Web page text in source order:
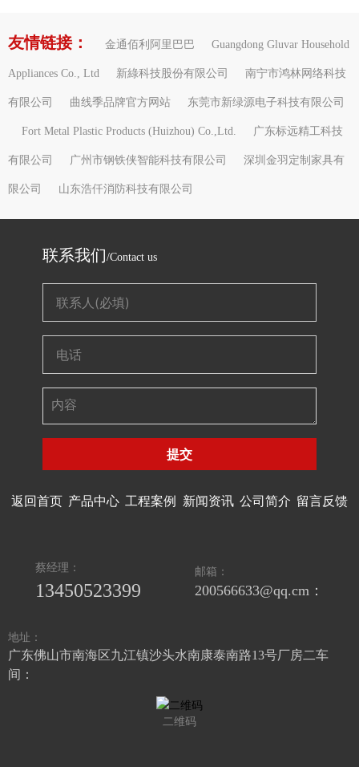
友情链接： 金通佰利阿里巴巴 Guangdong Gluvar Household
Appliances Co., Ltd 新綠科技股份有限公司 南宁市鸿林网络科技
有限公司 曲线季品牌官方网站 东莞市新绿源电子科技有限公司
Fort Metal Plastic Products (Huizhou) Co.,Ltd. 广东标远精工科技
有限公司 广州市钢铁侠智能科技有限公司 深圳金羽定制家具有
限公司 山东浩仟消防科技有限公司
联系我们/Contact us
提交
返回首页 产品中心 工程案例 新闻资讯 公司简介 留言反馈
蔡经理：
13450523399
邮箱：
200566633@qq.cm：
地址：
广东佛山市南海区九江镇沙头水南康泰南路13号厂房二车
间：
二维码